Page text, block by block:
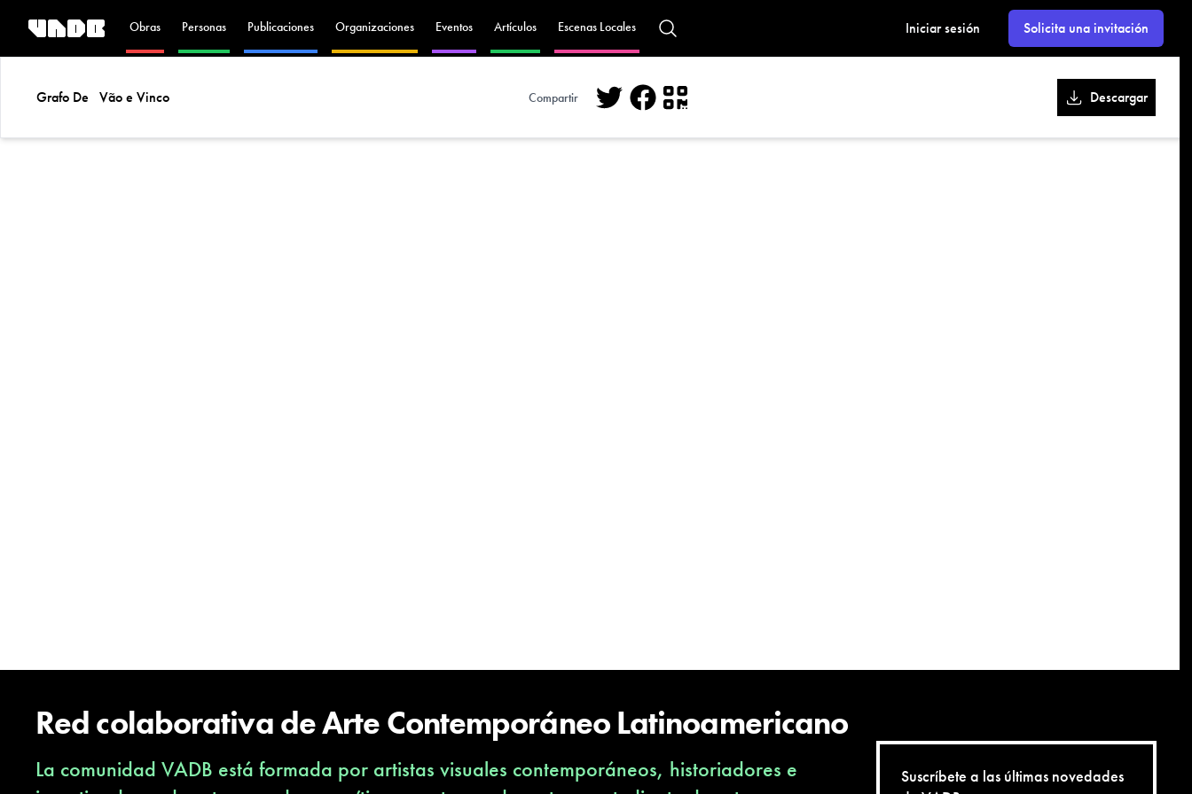
Obras Personas Publicaciones Organizaciones Eventos Artículos Escenas Locales Iniciar sesión Solicita una invitación
Grafo De Vão e Vinco Compartir Descargar
Red colaborativa de Arte Contemporáneo Latinoamericano
La comunidad VADB está formada por artistas visuales contemporáneos, historiadores e
Suscríbete a las últimas novedades